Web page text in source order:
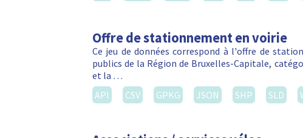
Offre de stationnement en voirie
Ce jeu de données correspond à l'offre de
publics de la Région de Bruxelles-Capitale,
et la …
API
CSV GPKG JSON SHP SLD